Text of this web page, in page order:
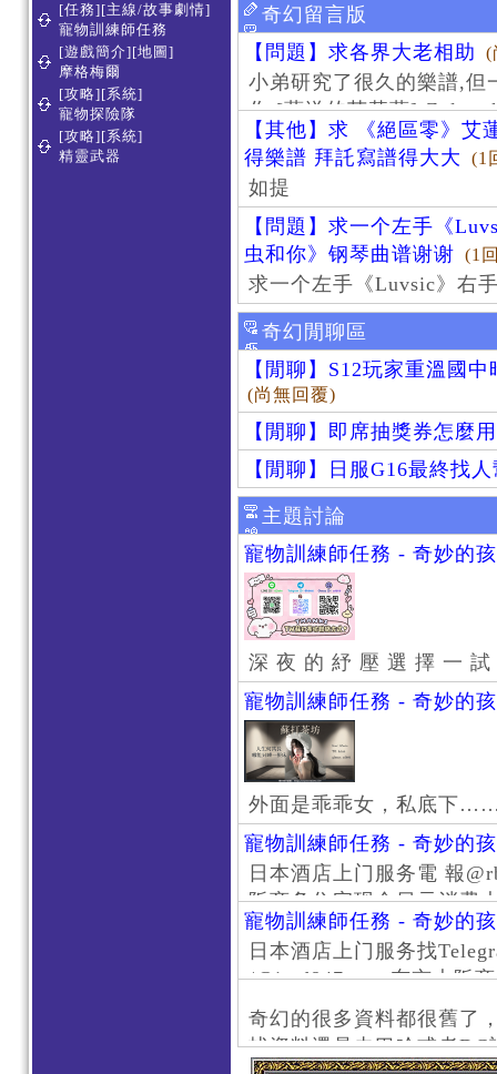
[任務][主線/故事劇情]
寵物訓練師任務
[遊戲簡介][地圖]
摩格梅爾
[攻略][系統]
寵物探險隊
[攻略][系統]
精靈武器
奇幻留言版
【問題】求各界大老相助
(
小弟研究了很久的樂譜,但
作 [葬送的芙莉蓮]-
【其他】求 《絕區零》艾
得樂譜 拜託寫譜得大大
(1
如提
【問題】求一个左手《
虫和你》钢琴曲谱谢谢 (1
求一个左手《Luvsic》右
奇幻閒聊區
【閒聊】S12玩家重溫國
(尚無回覆)
【閒聊】即席抽獎券怎麼
【閒聊】日服G16最終找
主題討論
寵物訓練師任務 - 奇妙的
深 夜 的 紓 壓 選 擇 一
寵物訓練師任務 - 奇妙的
外面是乖乖女，私底下
寵物訓練師任務 - 奇妙的
日本酒店上门服务電 報
阪商务住宅现金日元消费
京风俗 #大阪风俗 #东京
上门服务新宿风俗 #梅田
#日本萝莉 #大阪萝莉 #日
寵物訓練師任務 - 奇妙的
日本酒店上门服务找
/@jptd847utpp 东京大阪
京旅游 #大阪旅游 #东京
东京上门服务 #大阪上门
心斋桥风俗 #日本女孩 #
奇幻的很多資料都很舊了
找資料還是去巴哈或者